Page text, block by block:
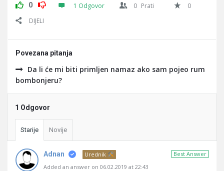
0 1 Odgovor 0 Prati
0
DIJELI
Povezana pitanja
Da li će mi biti primljen namaz ako sam pojeo rum
bombonjeru?
1 Odgovor
Starije Novije
Best Answer
Adnan
Urednik
Added an answer on 06.02.2019 at 22:43